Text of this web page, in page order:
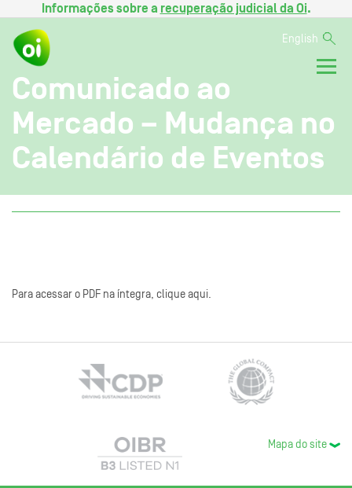
Informações sobre a recuperação judicial da Oi.
English
Comunicado ao
Mercado – Mudança no
Calendário de Eventos
Para acessar o PDF na íntegra, clique aqui.
Mapa do site